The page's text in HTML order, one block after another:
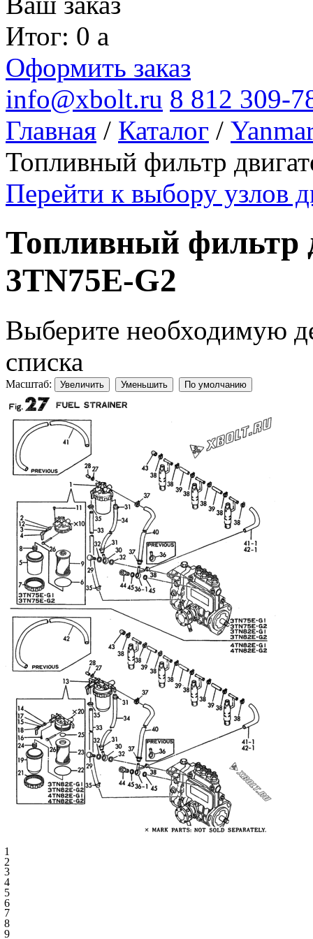
Итог: 0 a
Оформить заказ
info@xbolt.ru 8 812 309-
Главная / Каталог /
Топливный фильтр
Перейти к выбору узлов
Топливный фильтр
3TN75E-G2
Выберите необходимую
списка
Масштаб: Увеличить Уменьшить По умолчанию
1
2
3
4
5
6
7
8
9